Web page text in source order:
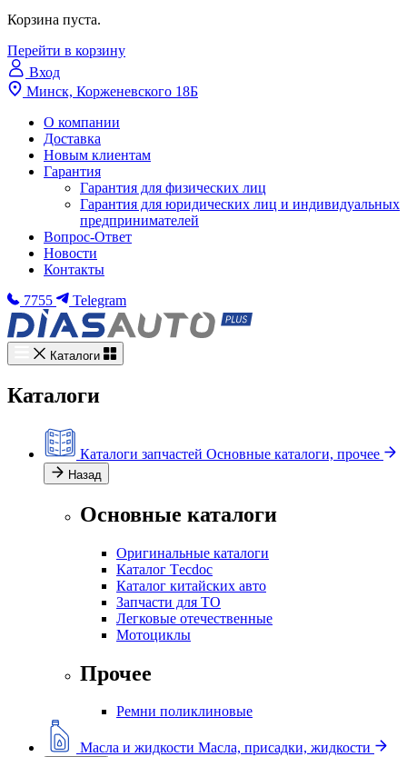
Корзина пуста.
Перейти в корзину
Вход
Минск, Корженевского 18Б
О компании
Доставка
Новым клиентам
Гарантия
Гарантия для физических лиц
Гарантия для юридических лиц и индивидуальных
предпринимателей
Вопрос-Ответ
Новости
Контакты
7755
Telegram
Каталоги
Каталоги
Каталоги запчастей Основные каталоги, прочее
Назад
Основные каталоги
Оригинальные каталоги
Каталог Тecdoc
Каталог китайских авто
Запчасти для ТО
Легковые отечественные
Мотоциклы
Прочее
Ремни поликлиновые
Масла и жидкости Масла, присадки, жидкости